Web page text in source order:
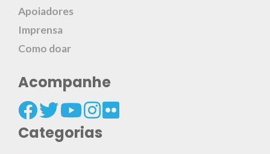
Apoiadores
Imprensa
Como doar
Acompanhe
Categorias